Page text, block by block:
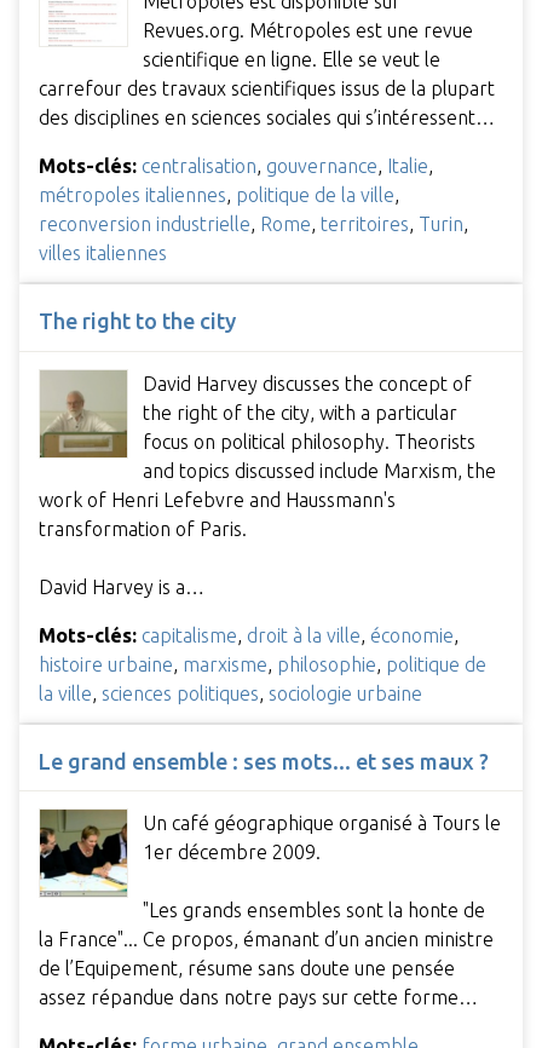
Revues.org. Métropoles est une revue
scientifique en ligne. Elle se veut le
carrefour des travaux scientifiques issus de la plupart
des disciplines en sciences sociales qui s’intéressent…
Mots-clés: centralisation, gouvernance, Italie,
métropoles italiennes, politique de la ville,
reconversion industrielle, Rome, territoires, Turin,
villes italiennes
The right to the city
David Harvey discusses the concept of
the right of the city, with a particular
focus on political philosophy. Theorists
and topics discussed include Marxism, the
work of Henri Lefebvre and Haussmann's
transformation of Paris.
David Harvey is a…
Mots-clés: capitalisme droit à la ville économie
histoire urbaine marxisme philosophie politique de
la ville sciences politiques sociologie urbaine
Le grand ensemble : ses mots... et ses maux ?
Un café géographique organisé à Tours le
1er décembre 2009.
"Les grands ensembles sont la honte de
la France"... Ce propos, émanant d’un ancien ministre
de l’Equipement, résume sans doute une pensée
assez répandue dans notre pays sur cette forme…